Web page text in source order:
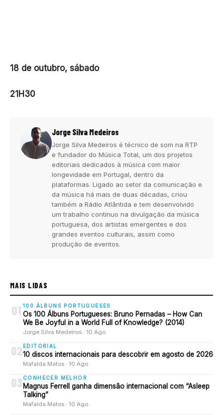
18 de outubro, sábado
21H30
Jorge Silva Medeiros
Jorge Silva Medeiros é técnico de som na RTP
e fundador do Música Total, um dos projetos
editoriais dedicados à música com maior
longevidade em Portugal, dentro da
plataformas. Ligado ao setor da comunicação e
da música há mais de duas décadas, criou
também a Rádio Atlântida e tem desenvolvido
um trabalho contínuo na divulgação da música
portuguesa, dos artistas emergentes e dos
grandes eventos culturais, assim como
produção de eventos.
MAIS LIDAS
01 100 ÁLBUNS PORTUGUESES
Os 100 Álbuns Portugueses: Bruno Pernadas – How Can
We Be Joyful in a World Full of Knowledge? (2014)
Jorge Silva Medeiros · 10 Ago
02 EDITORIAL
10 discos internacionais para descobrir em agosto de 2026
Mafalda Matos · 10 Ago
03 CONHECER MELHOR
Magnus Ferrell ganha dimensão internacional com “Asleep
Talking”
Mafalda Matos · 10 Ago